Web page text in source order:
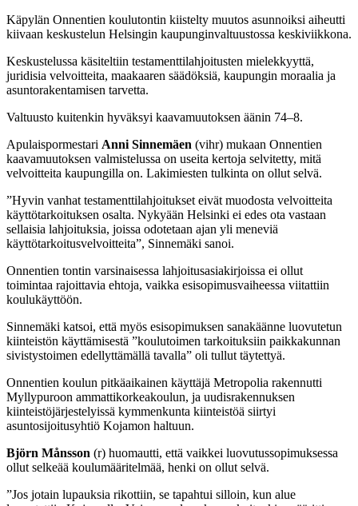
Käpylän Onnentien koulutontin kiistelty muutos asunnoiksi aiheutti
kiivaan keskustelun Helsingin kaupunginvaltuustossa keskiviikkona.
Keskustelussa käsiteltiin testamenttilahjoitusten mielekkyyttä,
juridisia velvoitteita, maakaaren säädöksiä, kaupungin moraalia ja
asuntorakentamisen tarvetta.
Valtuusto kuitenkin hyväksyi kaavamuutoksen äänin 74–8.
Apulaispormestari Anni Sinnemäen (vihr) mukaan Onnentien
kaavamuutoksen valmistelussa on useita kertoja selvitetty, mitä
velvoitteita kaupungilla on. Lakimiesten tulkinta on ollut selvä.
”Hyvin vanhat testamenttilahjoitukset eivät muodosta velvoitteita
käyttötarkoituksen osalta. Nykyään Helsinki ei edes ota vastaan
sellaisia lahjoituksia, joissa odotetaan ajan yli meneviä
käyttötarkoitusvelvoitteita”, Sinnemäki sanoi.
Onnentien tontin varsinaisessa lahjoitusasiakirjoissa ei ollut
toimintaa rajoittavia ehtoja, vaikka esisopimusvaiheessa viitattiin
koulukäyttöön.
Sinnemäki katsoi, että myös esisopimuksen sanakäänne luovutetun
kiinteistön käyttämisestä ”koulutoimen tarkoituksiin paikkakunnan
sivistystoimen edellyttämällä tavalla” oli tullut täytettyä.
Onnentien koulun pitkäaikainen käyttäjä Metropolia rakennutti
Myllypuroon ammattikorkeakoulun, ja uudisrakennuksen
kiinteistöjärjestelyissä kymmenkunta kiinteistöä siirtyi
asuntosijoitusyhtiö Kojamon haltuun.
Björn Månsson (r) huomautti, että vaikkei luovutussopimuksessa
ollut selkeää koulumääritelmää, henki on ollut selvä.
”Jos jotain lupauksia rikottiin, se tapahtui silloin, kun alue